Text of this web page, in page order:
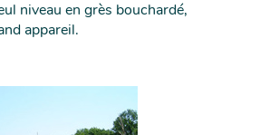
niveau en grès bouchardé,
appareil.